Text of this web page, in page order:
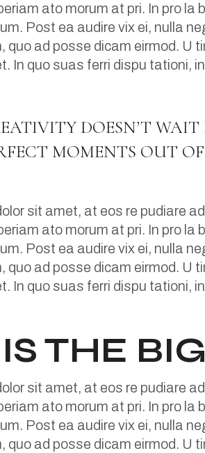
ato morum at pri. In pro
Post ea audire vix ei, nulla
quo ad posse dicam eirmod. U
In quo suas ferri dispu tationi,
DOESN’T
MOMENTS OUT
sit amet, at eos re pudiare
ato morum at pri. In pro
Post ea audire vix ei, nulla
quo ad posse dicam eirmod. U
In quo suas ferri dispu tationi,
THE
sit amet, at eos re pudiare
ato morum at pri. In pro
Post ea audire vix ei, nulla
quo ad posse dicam eirmod. U